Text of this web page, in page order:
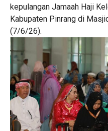
kepulangan Jamaah Haji
Kabupaten Pinrang di
(7/6/26).